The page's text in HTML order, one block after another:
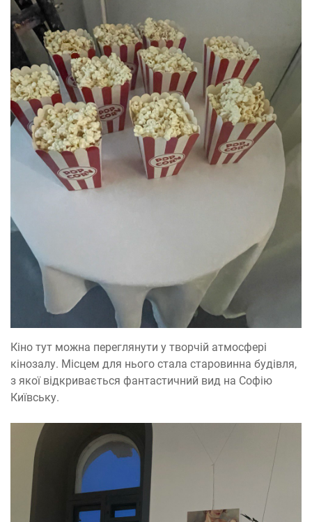
Кіно тут можна переглянути у творчій атмосфері
кінозалу. Місцем для нього стала старовинна будівля,
з якої відкривається фантастичний вид на Софію
Київську.